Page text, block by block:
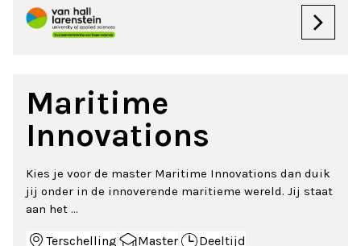
Maritime
Innovations
Kies je voor de master Maritime Innovations dan duik
jij onder in de innoverende maritieme wereld. Jij staat
aan het ...
Terschelling Master Deeltijd